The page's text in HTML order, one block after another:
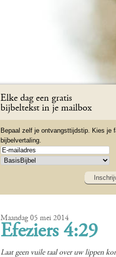
Elke dag een gratis
bijbeltekst in je mailbox
Bepaal zelf je ontvangsttijdstip. Kies je
bijbelvertaling.
Maandag 05 mei 2014
Efeziers 4:29
Laat geen vuile taal over uw lippen